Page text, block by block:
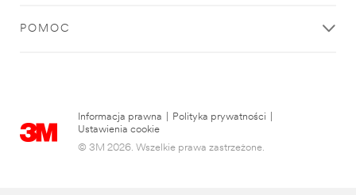
POMOC
Informacja prawna Polityka prywatności
Ustawienia cookie
© 3M 2026. Wszelkie prawa zastrzeżone.